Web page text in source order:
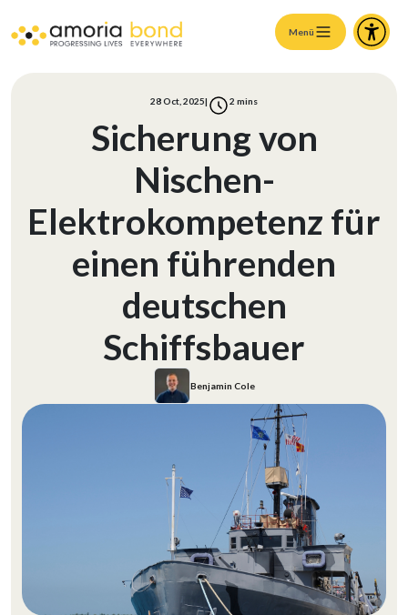
Menü
28 Oct, 2025| 2 mins
Sicherung von
Nischen-
Elektrokompetenz für
einen führenden
deutschen
Schiffsbauer
Benjamin Cole